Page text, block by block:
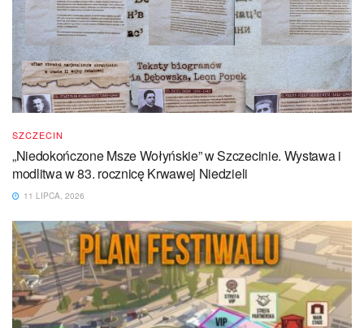
SZCZECIN
„Niedokończone Msze Wołyńskie” w Szczecinie. Wystawa i
modlitwa w 83. rocznicę Krwawej Niedzieli
11 LIPCA, 2026